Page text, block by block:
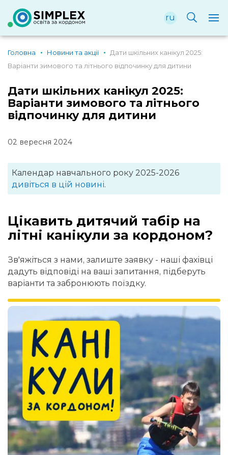
ru
Головна Новини та акції
Дати шкільних канікул 2025:
Варіанти зимового та літнього відпочинку для дитини
Дати шкільних канікул 2025:
Варіанти зимового та літнього
відпочинку для дитини
02 вересня 2024
Календар навчального року 2025-2026
дивіться в цій новині.
Цікавить дитячий табір на
літні канікули за кордоном?
Зв'яжіться з нами, залиште заявку - наші фахівці
дадуть відповіді на ваші запитання, підберуть
варіанти та забронюють поїздку.